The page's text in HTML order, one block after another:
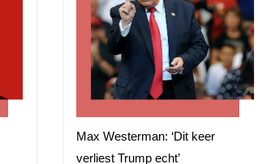
Max Westerman: ‘Dit keer
verliest Trump echt’